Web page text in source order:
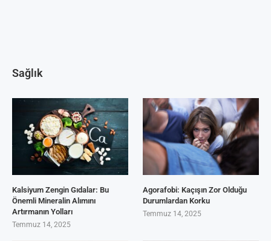
Sağlık
Kalsiyum Zengin Gıdalar: Bu
Önemli Mineralin Alımını
Artırmanın Yolları
Temmuz 14, 2025
Agorafobi: Kaçışın Zor Olduğu
Durumlardan Korku
Temmuz 14, 2025